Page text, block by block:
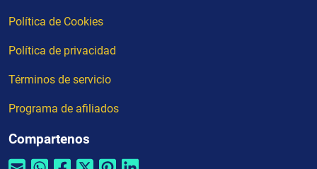
Política de Cookies
Política de privacidad
Términos de servicio
Programa de afiliados
Compartenos